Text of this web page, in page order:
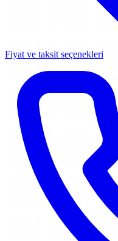
Fiyat ve taksit seçenekleri